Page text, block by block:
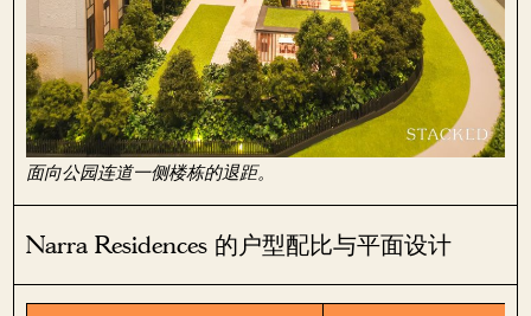
面向公园连道一侧楼栋的退距。
Narra Residences 的户型配比与平面设计